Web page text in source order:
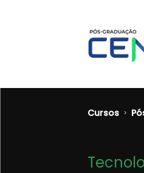
Cursos